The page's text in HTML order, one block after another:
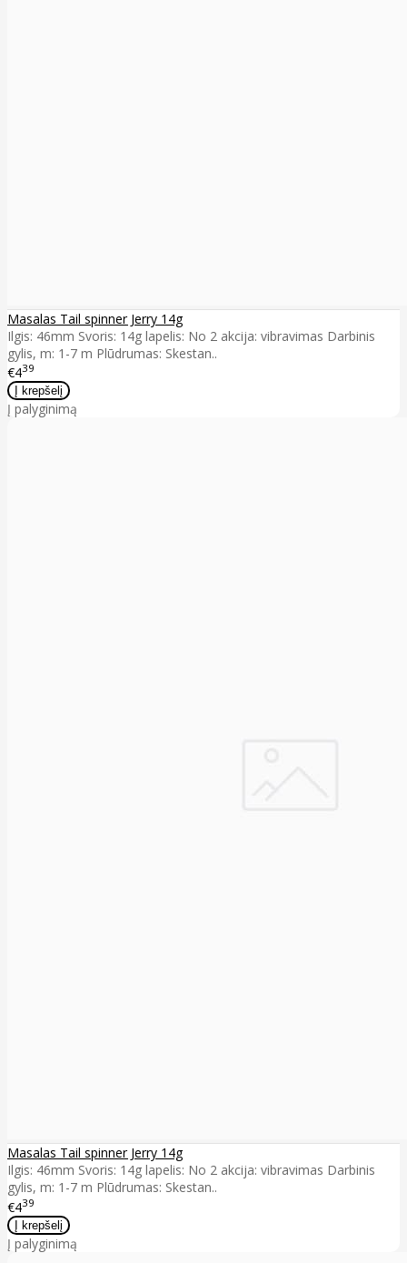
Masalas Tail spinner Jerry 14g
Ilgis: 46mm Svoris: 14g lapelis: No 2 akcija: vibravimas Darbinis
gylis, m: 1-7 m Plūdrumas: Skestan..
€439
Į palyginimą
Masalas Tail spinner Jerry 14g
Ilgis: 46mm Svoris: 14g lapelis: No 2 akcija: vibravimas Darbinis
gylis, m: 1-7 m Plūdrumas: Skestan..
€439
Į palyginimą